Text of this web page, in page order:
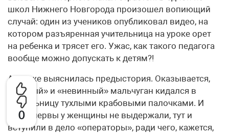
0
школ Нижнего Новгорода произошел вопиющий
случай: один из учеников опубликовал видео, на
котором разъяренная учительница на уроке орет
на ребенка и трясет его. Ужас, как такого педагога
вообще можно допускать к детям?!
А позже выяснилась предыстория. Оказывается,
«бедный» и «невинный» мальчуган кидался в
учительницу тухлыми крабовыми палочками. И
когда нервы у женщины не выдержали, тут и
вступили в дело «операторы», ради чего, кажется,